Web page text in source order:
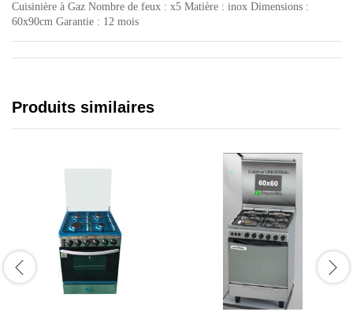
Cuisinière à Gaz Nombre de feux : x5 Matière : inox Dimensions :
60x90cm Garantie : 12 mois
Produits similaires